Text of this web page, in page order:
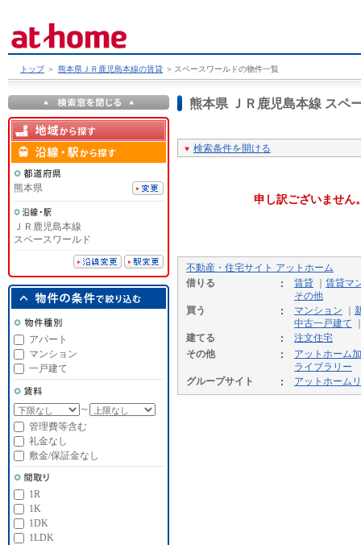
トップ ＞ 熊本県ＪＲ鹿児島本線の賃貸 ＞ スペースワールドの物件一覧
熊本県 ＪＲ鹿児島本線 スペ
検索条件を開ける
申し訳ございません
不動産・住宅サイト アットホーム
借りる
賃貸
賃貸マ
その他
買う
マンション
中古一戸建て
建てる
注文住宅
その他
アットホーム
ライブラリー
グループサイト
アットホーム
熊本県
ＪＲ鹿児島本線
スペースワールド
アパート
マンション
一戸建て
～
管理費等含む
礼金なし
敷金/保証金なし
1R
1K
1DK
1LDK